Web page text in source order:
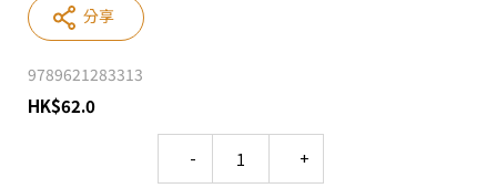
9789621283313
HK$62.0
分享